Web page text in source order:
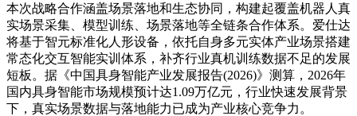
本次战略合作涵盖场景落地和生态协同，构建起覆盖机器人真
实场景采集、模型训练、场景落地等全链条合作体系。爱仕达
将基于智元标准化人形设备，依托自身多元实体产业场景搭建
常态化交互智能实训体系，补齐行业真机训练数据不足的发展
短板。据《中国具身智能产业发展报告(2026)》测算，2026年
国内具身智能市场规模预计达1.09万亿元，行业快速发展背景
下，真实场景数据与落地能力已成为产业核心竞争力。